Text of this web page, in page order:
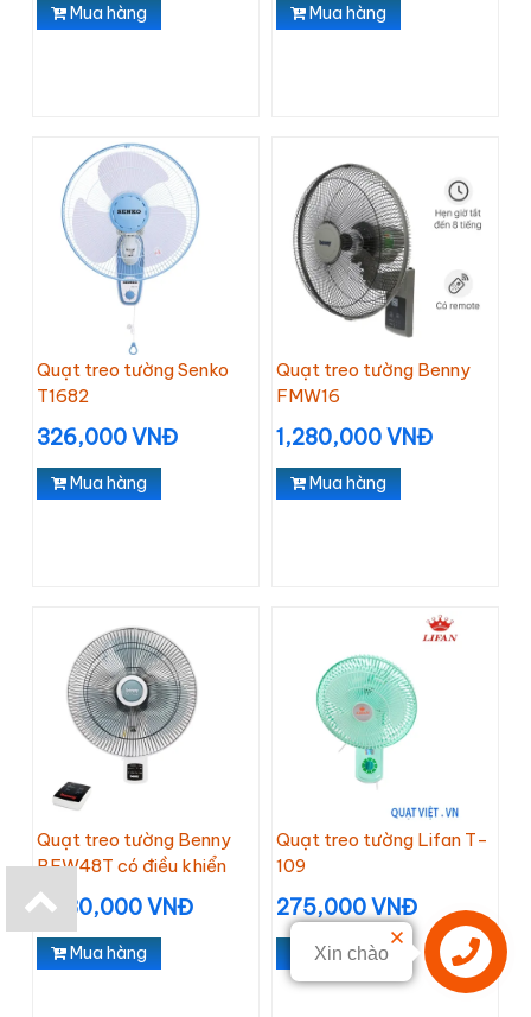
Mua hàng Mua hàng
Quạt treo tường Senko
T1682
326,000 VNĐ
Mua hàng
Quạt treo tường Benny
FMW16
1,280,000 VNĐ
Mua hàng
Quạt treo tường Benny
BFW48T có điều khiển
1,380,000 VNĐ
Mua hàng
Quạt treo tường Lifan T-
109
275,000 VNĐ
Mua hàng
Xin chào